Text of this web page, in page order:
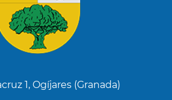
1, Ogíjares (Granada)